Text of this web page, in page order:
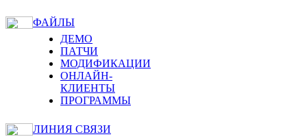
ФАЙЛЫ
ДЕМО
ПАТЧИ
МОДИФИКАЦИИ
ОНЛАЙН-
КЛИЕНТЫ
ПРОГРАММЫ
ЛИНИЯ СВЯЗИ